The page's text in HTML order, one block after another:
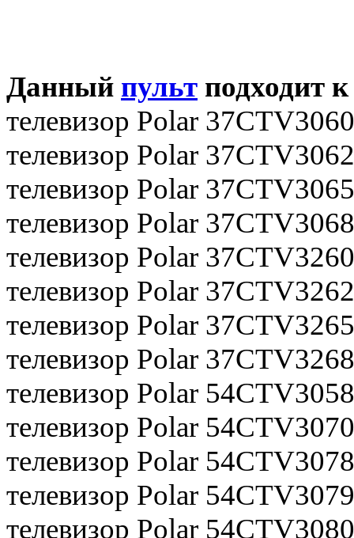
Данный пульт подходит
телевизор Polar 37CTV3060
телевизор Polar 37CTV3062
телевизор Polar 37CTV3065
телевизор Polar 37CTV3068
телевизор Polar 37CTV3260
телевизор Polar 37CTV3262
телевизор Polar 37CTV3265
телевизор Polar 37CTV3268
телевизор Polar 54CTV3058
телевизор Polar 54CTV3070
телевизор Polar 54CTV3078
телевизор Polar 54CTV3079
телевизор Polar 54CTV3080